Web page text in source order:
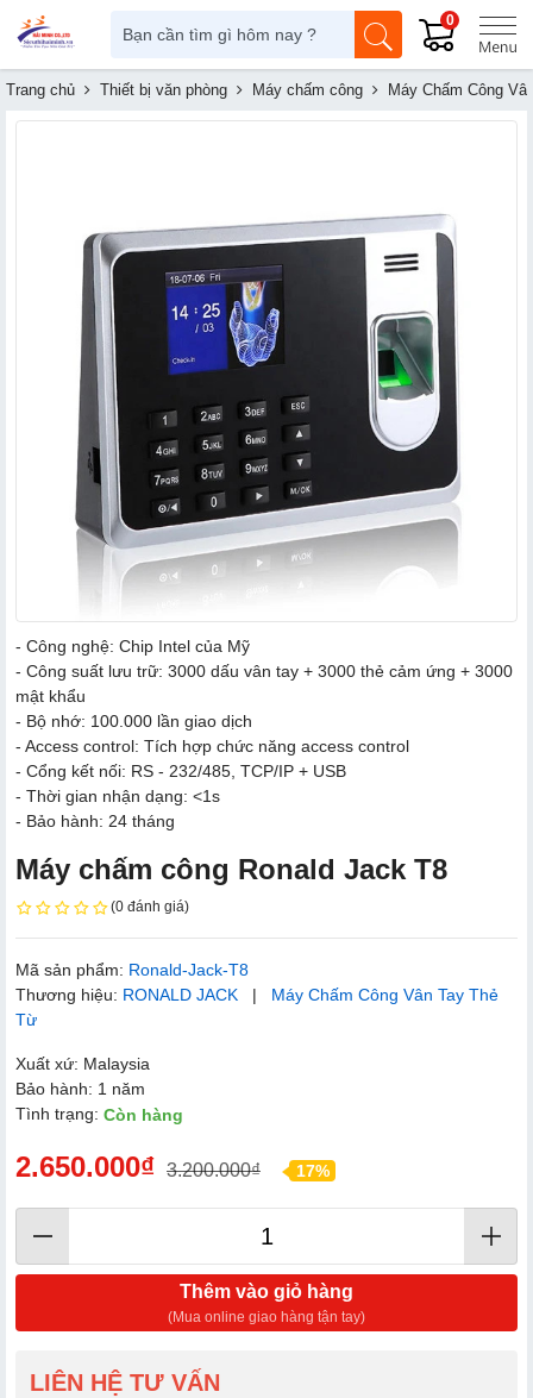
0
Trang chủ Thiết bị văn phòng Máy chấm công Máy Chấm Công
- Công nghệ: Chip Intel của Mỹ
- Công suất lưu trữ: 3000 dấu vân tay + 3000 thẻ cảm ứng + 3000
mật khẩu
- Bộ nhớ: 100.000 lần giao dịch
- Access control: Tích hợp chức năng access control
- Cổng kết nối: RS - 232/485, TCP/IP + USB
- Thời gian nhận dạng: <1s
- Bảo hành: 24 tháng
Máy chấm công Ronald Jack T8
(0 đánh giá)
Mã sản phẩm: Ronald-Jack-T8
Thương hiệu: RONALD JACK | Máy Chấm Công Vân Tay Thẻ
Từ
Xuất xứ: Malaysia
Bảo hành: 1 năm
Tình trạng: Còn hàng
2.650.000₫ 3.200.000₫ 17%
Thêm vào giỏ hàng
(Mua online giao hàng tận tay)
LIÊN HỆ TƯ VẤN